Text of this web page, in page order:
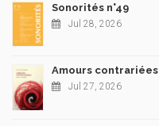
Sonorités n°49
Jul 28, 2026
Amours contrariées
Jul 27, 2026